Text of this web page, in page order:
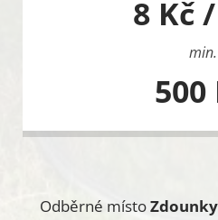
8 Kč
min.
500
Odběrné místo